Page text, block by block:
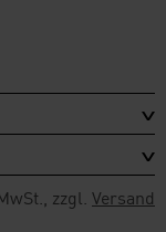
zzgl. Versand